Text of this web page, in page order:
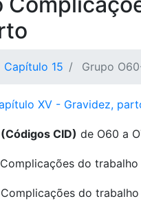
Capítulo 15 Grupo
XV - Gravidez,
CID) de O60 a
Complicações do
Complicações do